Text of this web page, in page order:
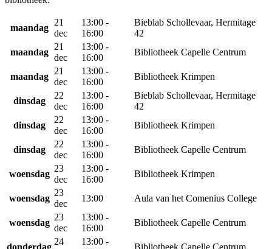
maandag
21
dec
13:00 -
16:00
Bieblab Schollevaar, Hermitage
42
maandag
21
dec
13:00 -
16:00
Bibliotheek Capelle Centrum
maandag
21
dec
13:00 -
16:00
Bibliotheek Krimpen
dinsdag
22
dec
13:00 -
16:00
Bieblab Schollevaar, Hermitage
42
dinsdag
22
dec
13:00 -
16:00
Bibliotheek Krimpen
dinsdag
22
dec
13:00 -
16:00
Bibliotheek Capelle Centrum
woensdag
23
dec
13:00 -
16:00
Bibliotheek Krimpen
woensdag
23
dec
13:00 Aula van het Comenius College
woensdag
23
dec
13:00 -
16:00
Bibliotheek Capelle Centrum
24
13:00 -